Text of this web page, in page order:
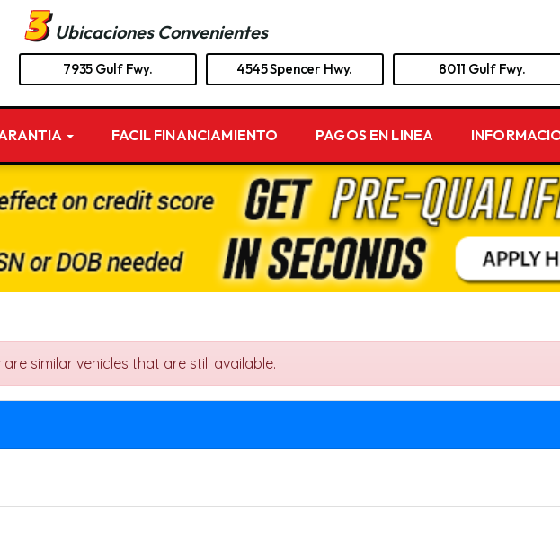
3 Ubicaciones Convenientes
7935 Gulf Fwy. 4545 Spencer Hwy. 8011 Gulf Fwy.
FACIL FINANCIAMIENTO PAGOS EN LINEA
similar vehicles that are still available.